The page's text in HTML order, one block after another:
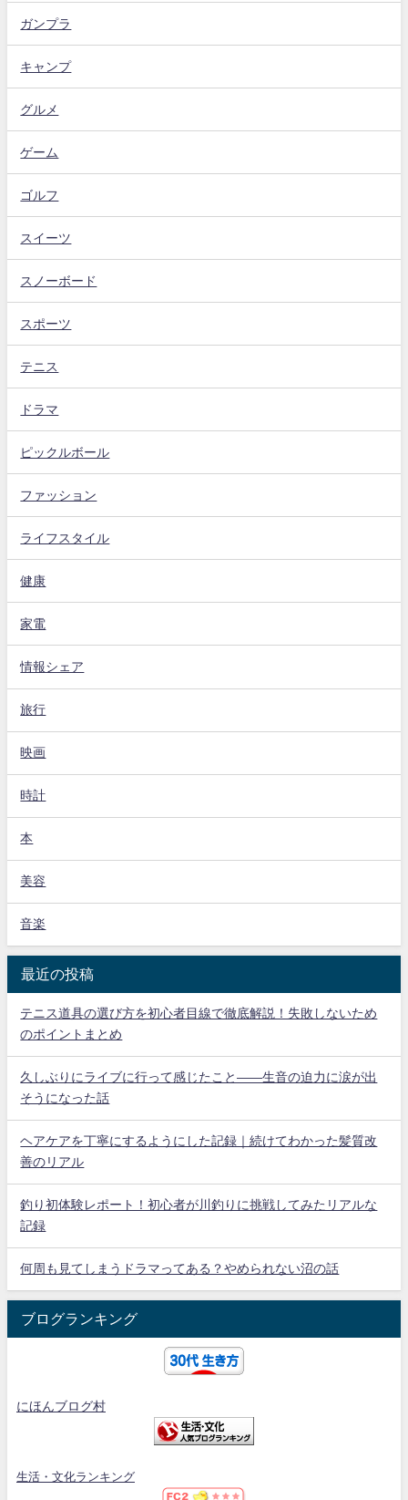
ガンプラ
キャンプ
グルメ
ゲーム
ゴルフ
スイーツ
スノーボード
スポーツ
テニス
ドラマ
ピックルボール
ファッション
ライフスタイル
健康
家電
情報シェア
旅行
映画
時計
本
美容
音楽
最近の投稿
テニス道具の選び方を初心者目線で徹底解説！失敗しないため
のポイントまとめ
久しぶりにライブに行って感じたこと——生音の迫力に涙が出
そうになった話
ヘアケアを丁寧にするようにした記録｜続けてわかった髪質改
善のリアル
釣り初体験レポート！初心者が川釣りに挑戦してみたリアルな
記録
何周も見てしまうドラマってある？やめられない沼の話
ブログランキング
にほんブログ村
生活・文化ランキング